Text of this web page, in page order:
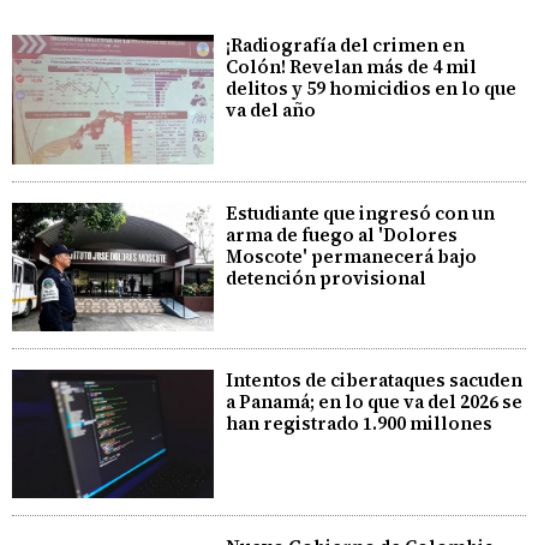
¡Radiografía del crimen en
Colón! Revelan más de 4 mil
delitos y 59 homicidios en lo que
va del año
Estudiante que ingresó con un
arma de fuego al 'Dolores
Moscote' permanecerá bajo
detención provisional
Intentos de ciberataques sacuden
a Panamá; en lo que va del 2026 se
han registrado 1.900 millones